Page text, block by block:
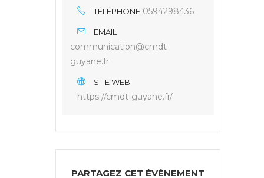
TÉLÉPHONE 0594298436
EMAIL
communication@cmdt-
guyane.fr
SITE WEB
https://cmdt-guyane.fr/
PARTAGEZ CET ÉVÉNEMENT